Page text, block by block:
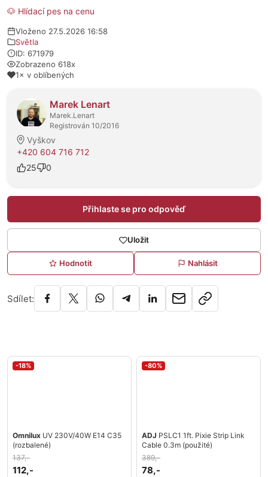
🐶 Hlídací pes na cenu
Vloženo 27.5.2026 16:58
Světla
ID: 671979
Zobrazeno 618x
1× v oblíbených
Marek Lenart
Marek.Lenart
Registrován 10/2016
Vyškov
+420 604 716 712
25
0
Přihlaste se pro odpověď
Uložit
Hodnotit Nahlásit
Sdílet:
-18%
Omnilux UV 230V/40W E14 C35
(rozbalené)
137,-
112,-
-80%
ADJ PSLC1 1ft. Pixie Strip Link
Cable 0.3m (použité)
389,-
78,-